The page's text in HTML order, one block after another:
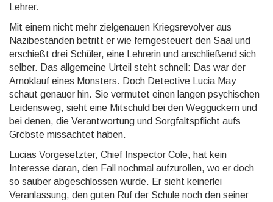
Lehrer.
Mit einem nicht mehr zielgenauen Kriegsrevolver aus
Nazibeständen betritt er wie ferngesteuert den Saal und
erschießt drei Schüler, eine Lehrerin und anschließend sich
selber. Das allgemeine Urteil steht schnell: Das war der
Amoklauf eines Monsters. Doch Detective Lucia May
schaut genauer hin. Sie vermutet einen langen psychischen
Leidensweg, sieht eine Mitschuld bei den Wegguckern und
bei denen, die Verantwortung und Sorgfaltspflicht aufs
Gröbste missachtet haben.
Lucias Vorgesetzter, Chief Inspector Cole, hat kein
Interesse daran, den Fall nochmal aufzurollen, wo er doch
so sauber abgeschlossen wurde. Er sieht keinerlei
Veranlassung, den guten Ruf der Schule noch den seiner